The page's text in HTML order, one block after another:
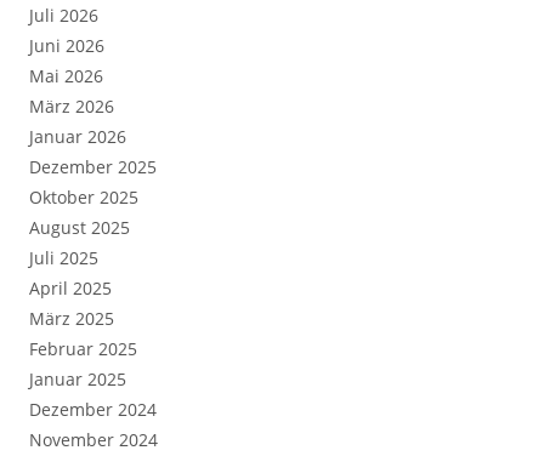
Juli 2026
Juni 2026
Mai 2026
März 2026
Januar 2026
Dezember 2025
Oktober 2025
August 2025
Juli 2025
April 2025
März 2025
Februar 2025
Januar 2025
Dezember 2024
November 2024